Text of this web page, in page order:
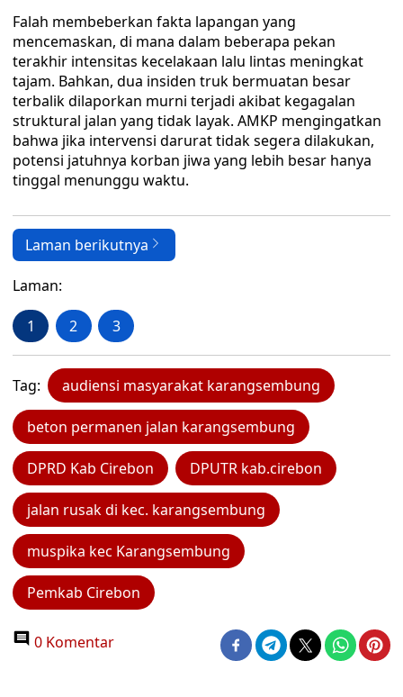
​Falah membeberkan fakta lapangan yang
mencemaskan, di mana dalam beberapa pekan
terakhir intensitas kecelakaan lalu lintas meningkat
tajam. Bahkan, dua insiden truk bermuatan besar
terbalik dilaporkan murni terjadi akibat kegagalan
struktural jalan yang tidak layak. AMKP mengingatkan
bahwa jika intervensi darurat tidak segera dilakukan,
potensi jatuhnya korban jiwa yang lebih besar hanya
tinggal menunggu waktu.
Laman berikutnya
Laman:
1 2 3
Tag: audiensi masyarakat karangsembung
beton permanen jalan karangsembung
DPRD Kab Cirebon DPUTR kab.cirebon
jalan rusak di kec. karangsembung
muspika kec Karangsembung
Pemkab Cirebon
0 Komentar